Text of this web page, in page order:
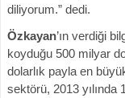
diliyorum.” dedi.
Özkayan’ın verdiği
koyduğu 500 milyar
dolarlık payla en
sektörü, 2013 yılında